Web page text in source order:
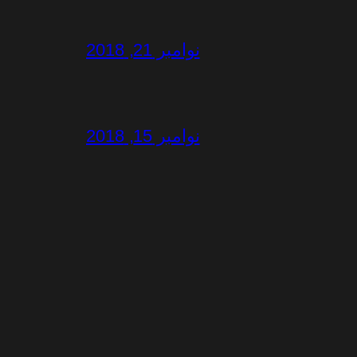
نوامبر 21, 2018
نوامبر 15, 2018